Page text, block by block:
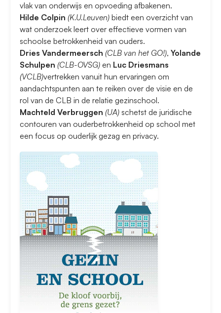
vlak van onderwijs en opvoeding afbakenen.
Hilde Colpin (K.U.Leuven) biedt een overzicht van
wat onderzoek leert over effectieve vormen van
schoolse betrokkenheid van ouders.
Dries Vandermeersch (CLB van het GO!), Yolande
Schulpen (CLB-OVSG) en Luc Driesmans
(VCLB)vertrekken vanuit hun ervaringen om
aandachtspunten aan te reiken over de visie en de
rol van de CLB in de relatie gezinschool.
Machteld Verbruggen (UA) schetst de juridische
contouren van ouderbetrokkenheid op school met
een focus op ouderlijk gezag en privacy.